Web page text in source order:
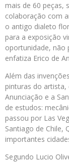
mais de 60 peças,
colaboração com
o antigo dialeto
para a exposição
oportunidade, não
enfatiza Erico de
Além das
pinturas do artista,
Anunciação e a
de estudos:
passou por Las
Santiago de Chile,
importantes
Segundo Lucio